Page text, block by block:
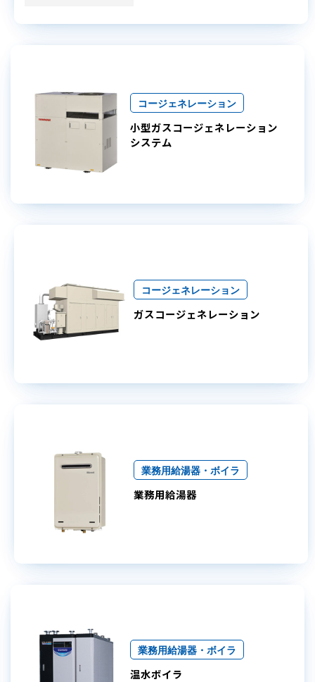
コージェネレーション
小型ガスコージェネレーション
システム
コージェネレーション
ガスコージェネレーション
業務用給湯器・ボイラ
業務用給湯器
業務用給湯器・ボイラ
温水ボイラ